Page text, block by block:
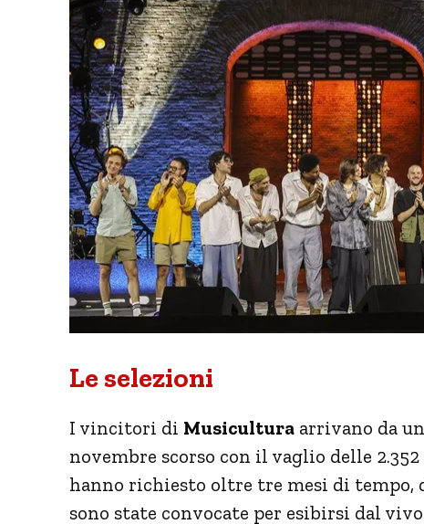
Le selezioni
I vincitori di Musicultura arrivano da
novembre scorso con il vaglio delle
hanno richiesto oltre tre mesi di tempo,
sono state convocate per esibirsi dal